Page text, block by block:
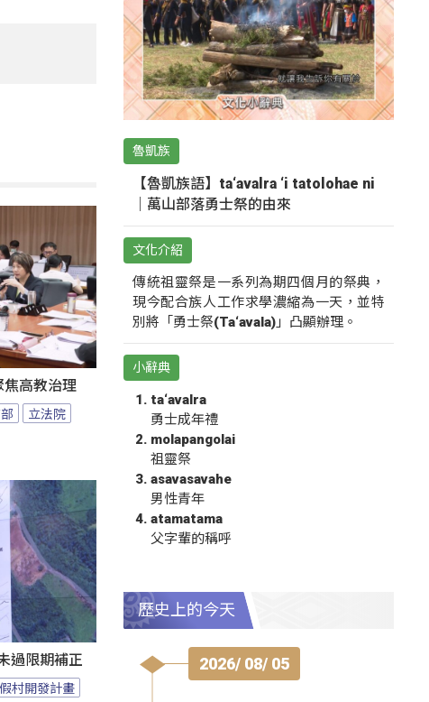
焦高教治理
立法院
過限期補正
村開發計畫
魯凱族
【魯凱族語】ta‘avalra ‘i tatolohae ni
｜萬山部落勇士祭的由來
文化介紹
傳統祖靈祭是一系列為期四個月的祭典，
現今配合族人工作求學濃縮為一天，並特
別將「勇士祭(Ta‘avala)」凸顯辦理。
小辭典
ta‘avalra
勇士成年禮
molapangolai
祖靈祭
asavasavahe
男性青年
atamatama
父字輩的稱呼
歷史上的今天
2026/ 08/ 05